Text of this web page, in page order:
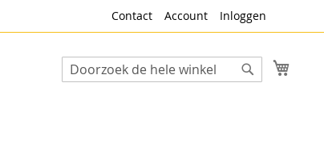
Contact Account Inloggen
Search